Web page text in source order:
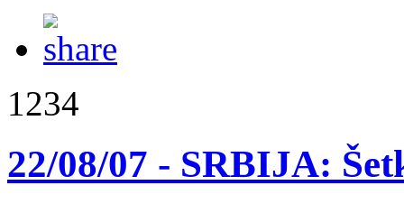
1234
22/08/07 - SRBIJA: